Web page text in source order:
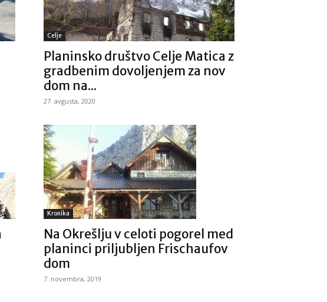
Celje
Planinsko društvo Celje Matica z
gradbenim dovoljenjem za nov
dom na...
27. avgusta, 2020
Kronika
Na Okrešlju v celoti pogorel med
planinci priljubljen Frischaufov
dom
7. novembra, 2019